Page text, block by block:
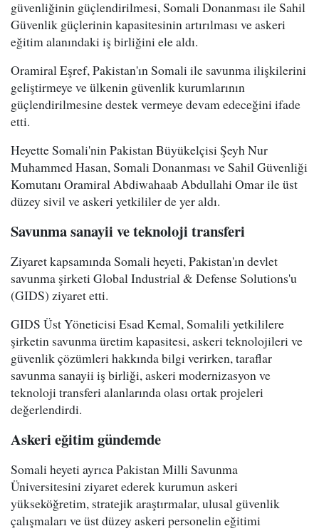
güvenliğinin güçlendirilmesi, Somali Donanması ile Sahil
Güvenlik güçlerinin kapasitesinin artırılması ve askeri
eğitim alanındaki iş birliğini ele aldı.
Oramiral Eşref, Pakistan'ın Somali ile savunma ilişkilerini
geliştirmeye ve ülkenin güvenlik kurumlarının
güçlendirilmesine destek vermeye devam edeceğini ifade
etti.
Heyette Somali'nin Pakistan Büyükelçisi Şeyh Nur
Muhammed Hasan, Somali Donanması ve Sahil Güvenliği
Komutanı Oramiral Abdiwahaab Abdullahi Omar ile üst
düzey sivil ve askeri yetkililer de yer aldı.
Savunma sanayii ve teknoloji transferi
Ziyaret kapsamında Somali heyeti, Pakistan'ın devlet
savunma şirketi Global Industrial & Defense Solutions'u
(GIDS) ziyaret etti.
GIDS Üst Yöneticisi Esad Kemal, Somalili yetkililere
şirketin savunma üretim kapasitesi, askeri teknolojileri ve
güvenlik çözümleri hakkında bilgi verirken, taraflar
savunma sanayii iş birliği, askeri modernizasyon ve
teknoloji transferi alanlarında olası ortak projeleri
değerlendirdi.
Askeri eğitim gündemde
Somali heyeti ayrıca Pakistan Milli Savunma
Üniversitesini ziyaret ederek kurumun askeri
yükseköğretim, stratejik araştırmalar, ulusal güvenlik
çalışmaları ve üst düzey askeri personelin eğitimi